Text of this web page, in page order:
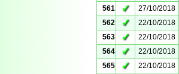
561
✓ 27/10/2018
562
✓ 22/10/2018
563
✓ 22/10/2018
564
✓ 22/10/2018
565
✓ 22/10/2018